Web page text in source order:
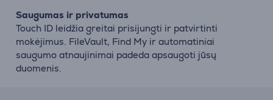
Saugumas ir privatumas
Touch ID leidžia greitai prisijungti ir patvirtinti
mokėjimus. FileVault, Find My ir automatiniai
saugumo atnaujinimai padeda apsaugoti jūsų
duomenis.